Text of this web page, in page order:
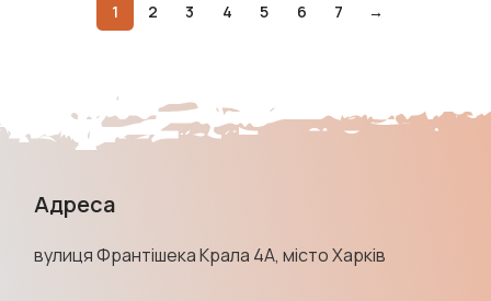
1 2 3 4 5 6 7 →
Адреса
вулиця Франтішека Крала 4А, місто Харків